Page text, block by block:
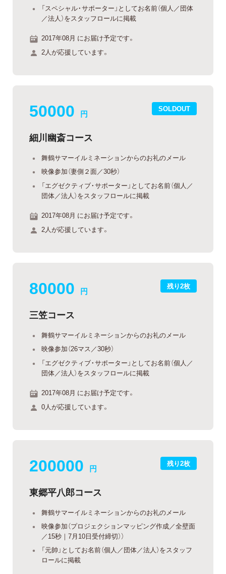
「スペシャル・サポーター」としてお名前（個人／団体
／法人）をスタッフロールに掲載
2017年08月 にお届け予定です。
2人が応援しています。
SOLDOUT
50000 円
細川幽斎コース
舞鶴サマーイルミネーションからのお礼のメール
映像参加（妻側２面／30秒）
「エグゼクティブ・サポーター」としてお名前（個人／
団体／法人）をスタッフロールに掲載
2017年08月 にお届け予定です。
2人が応援しています。
残り2枚
80000 円
三笠コース
舞鶴サマーイルミネーションからのお礼のメール
映像参加（26マス／30秒）
「エグゼクティブ・サポーター」としてお名前（個人／
団体／法人）をスタッフロールに掲載
2017年08月 にお届け予定です。
0人が応援しています。
残り2枚
200000 円
東郷平八郎コース
舞鶴サマーイルミネーションからのお礼のメール
映像参加（プロジェクションマッピング作成／全壁面
／15秒｜7月10日受付締切））
「元帥」としてお名前（個人／団体／法人）をスタッフ
ロールに掲載